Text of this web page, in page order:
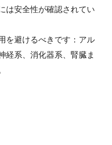
は安全性が確認されてい
を避けるべきです：アル
経系、消化器系、腎臓ま